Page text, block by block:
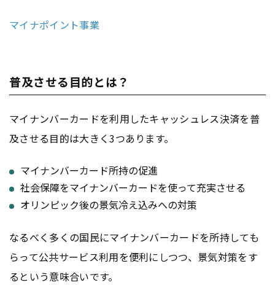
マイナポイント事業
普及させる目的とは？
マイナンバーカードを利用したキャッシュレス決済を普
及させる目的は大きく3つあります。
マイナンバーカード所持の促進
社会保障をマイナンバーカードを使って充実させる
オリンピック後の景気冷え込みへの対策
なるべく多くの国民にマイナンバーカードを所持しても
らって公共サービス利用を便利にしつつ、景気対策をす
るという意味合いです。